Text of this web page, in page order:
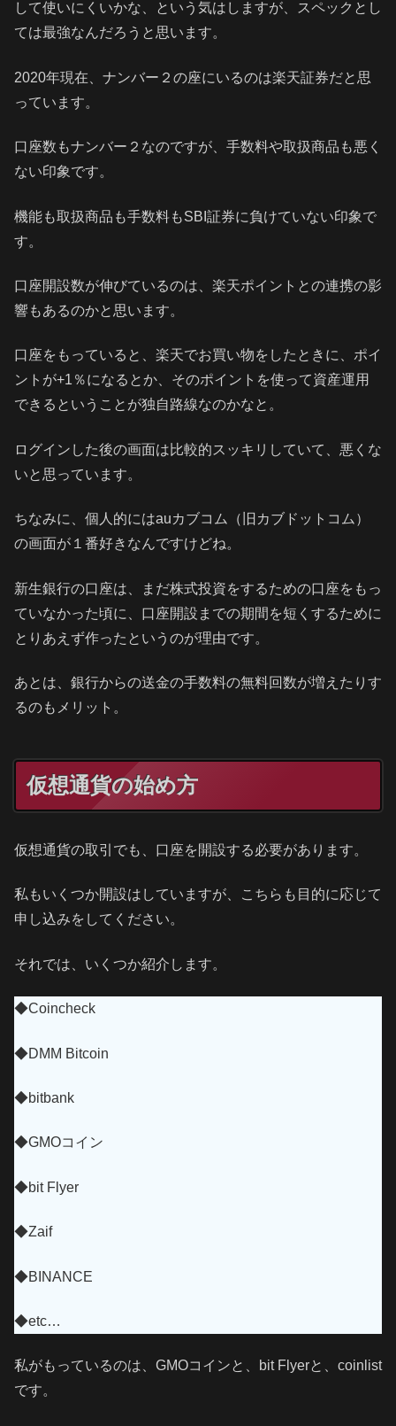
して使いにくいかな、という気はしますが、スペックとし
ては最強なんだろうと思います。
2020年現在、ナンバー２の座にいるのは楽天証券だと思
っています。
口座数もナンバー２なのですが、手数料や取扱商品も悪く
ない印象です。
機能も取扱商品も手数料もSBI証券に負けていない印象で
す。
口座開設数が伸びているのは、楽天ポイントとの連携の影
響もあるのかと思います。
口座をもっていると、楽天でお買い物をしたときに、ポイ
ントが+1％になるとか、そのポイントを使って資産運用
できるということが独自路線なのかなと。
ログインした後の画面は比較的スッキリしていて、悪くな
いと思っています。
ちなみに、個人的にはauカブコム（旧カブドットコム）
の画面が１番好きなんですけどね。
新生銀行の口座は、まだ株式投資をするための口座をもっ
ていなかった頃に、口座開設までの期間を短くするために
とりあえず作ったというのが理由です。
あとは、銀行からの送金の手数料の無料回数が増えたりす
るのもメリット。
仮想通貨の始め方
仮想通貨の取引でも、口座を開設する必要があります。
私もいくつか開設はしていますが、こちらも目的に応じて
申し込みをしてください。
それでは、いくつか紹介します。
◆Coincheck
◆DMM Bitcoin
◆bitbank
◆GMOコイン
◆bit Flyer
◆Zaif
◆BINANCE
◆etc…
私がもっているのは、GMOコインと、bit Flyerと、coinlist
です。